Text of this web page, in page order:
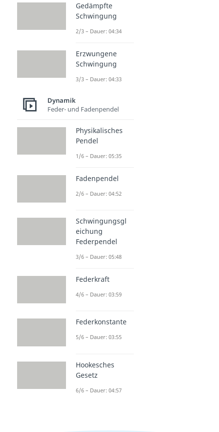
Gedämpfte
Schwingung
2/3 – Dauer: 04:34
Erzwungene
Schwingung
3/3 – Dauer: 04:33
Dynamik
Feder- und Fadenpendel
Physikalisches
Pendel
1/6 – Dauer: 05:35
Fadenpendel
2/6 – Dauer: 04:52
Schwingungsgl
eichung
Federpendel
3/6 – Dauer: 05:48
Federkraft
4/6 – Dauer: 03:59
Federkonstante
5/6 – Dauer: 03:55
Hookesches
Gesetz
6/6 – Dauer: 04:57